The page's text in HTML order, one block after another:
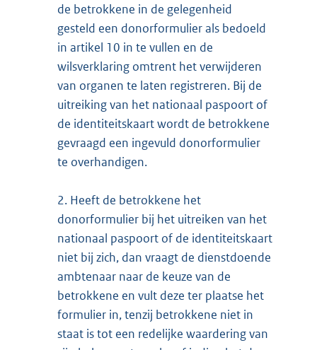
de betrokkene in de gelegenheid
gesteld een donorformulier als bedoeld
in artikel 10 in te vullen en de
wilsverklaring omtrent het verwijderen
van organen te laten registreren. Bij de
uitreiking van het nationaal paspoort of
de identiteitskaart wordt de betrokkene
gevraagd een ingevuld donorformulier
te overhandigen.
2. Heeft de betrokkene het
donorformulier bij het uitreiken van het
nationaal paspoort of de identiteitskaart
niet bij zich, dan vraagt de dienstdoende
ambtenaar naar de keuze van de
betrokkene en vult deze ter plaatse het
formulier in, tenzij betrokkene niet in
staat is tot een redelijke waardering van